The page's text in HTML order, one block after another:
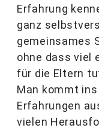
Erfahrung
ganz
gemeinsames
ohne dass viel
für die Eltern
Man kommt
Erfahrungen
vielen